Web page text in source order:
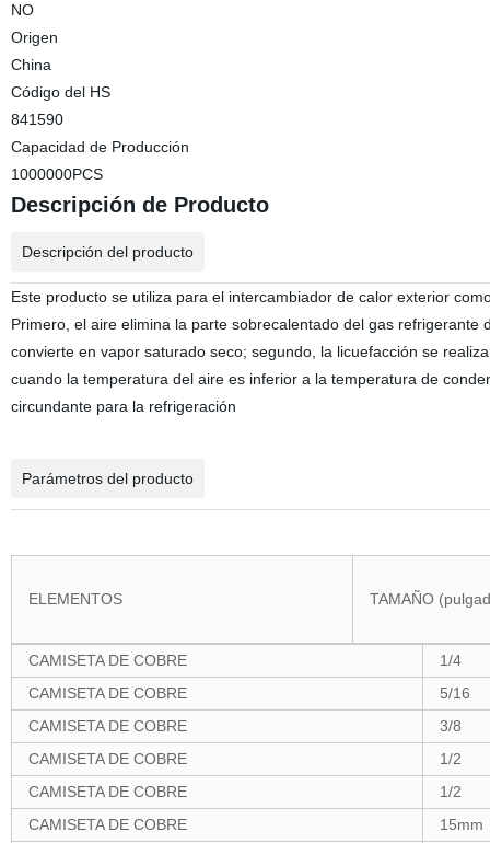
NO
Origen
China
Código del HS
841590
Capacidad de Producción
1000000PCS
Descripción de Producto
Descripción del producto
Este producto se utiliza para el intercambiador de calor exterior
Primero, el aire elimina la parte sobrecalentado del gas
convierte en vapor saturado seco; segundo, la licuefacción se
cuando la temperatura del aire es inferior a la temperatura de
circundante para la refrigeración
Parámetros del producto
ELEMENTOS TAMAÑO
CAMISETA DE COBRE
1/4
CAMISETA DE COBRE
5/16
CAMISETA DE COBRE
3/8
CAMISETA DE COBRE
1/2
CAMISETA DE COBRE
1/2
CAMISETA DE COBRE
15mm